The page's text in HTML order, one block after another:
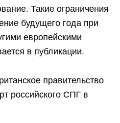
Такие ограничения
будущего года при
европейскими
в публикации.
правительство
российского СПГ в